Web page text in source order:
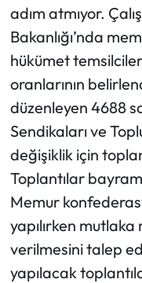
adım atmıyor.
Bakanlığı’nda
hükümet
oranlarının
düzenleyen 4688
Sendikaları ve
değişiklik için
Toplantılar
Memur
yapılırken
verilmesini talep
yapılacak